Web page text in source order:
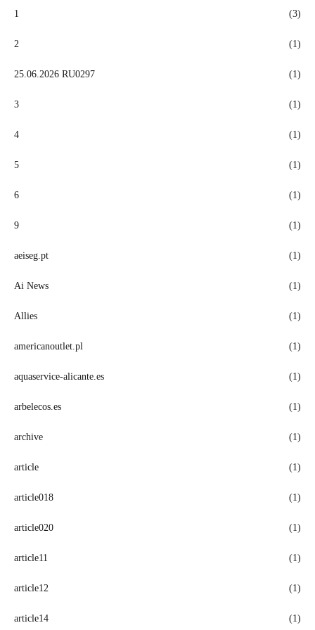
1 (3)
2 (1)
25.06.2026 RU0297 (1)
3 (1)
4 (1)
5 (1)
6 (1)
9 (1)
aeiseg.pt (1)
Ai News (1)
Allies (1)
americanoutlet.pl (1)
aquaservice-alicante.es (1)
arbelecos.es (1)
archive (1)
article (1)
article018 (1)
article020 (1)
article11 (1)
article12 (1)
article14 (1)